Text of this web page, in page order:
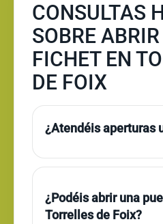
CONSULTAS
SOBRE
FICHET EN
DE FOIX
¿Atendéis aperturas
¿Podéis abrir una
Torrelles de Foix?